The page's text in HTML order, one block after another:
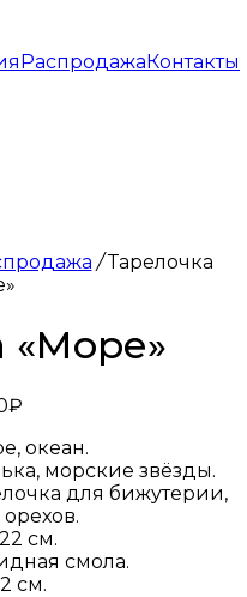
РаспродажаКонтакты
/Тарелочка
«Море»
₽
океан.
морские звёзды.
для бижутерии,
см.
смола.
см.